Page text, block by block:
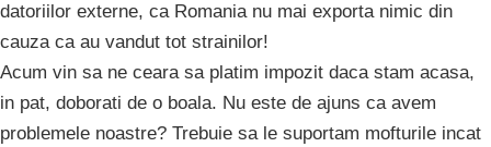
datoriilor externe, ca Romania nu mai exporta nimic din
cauza ca au vandut tot strainilor!
Acum vin sa ne ceara sa platim impozit daca stam acasa,
in pat, doborati de o boala. Nu este de ajuns ca avem
problemele noastre? Trebuie sa le suportam mofturile incat